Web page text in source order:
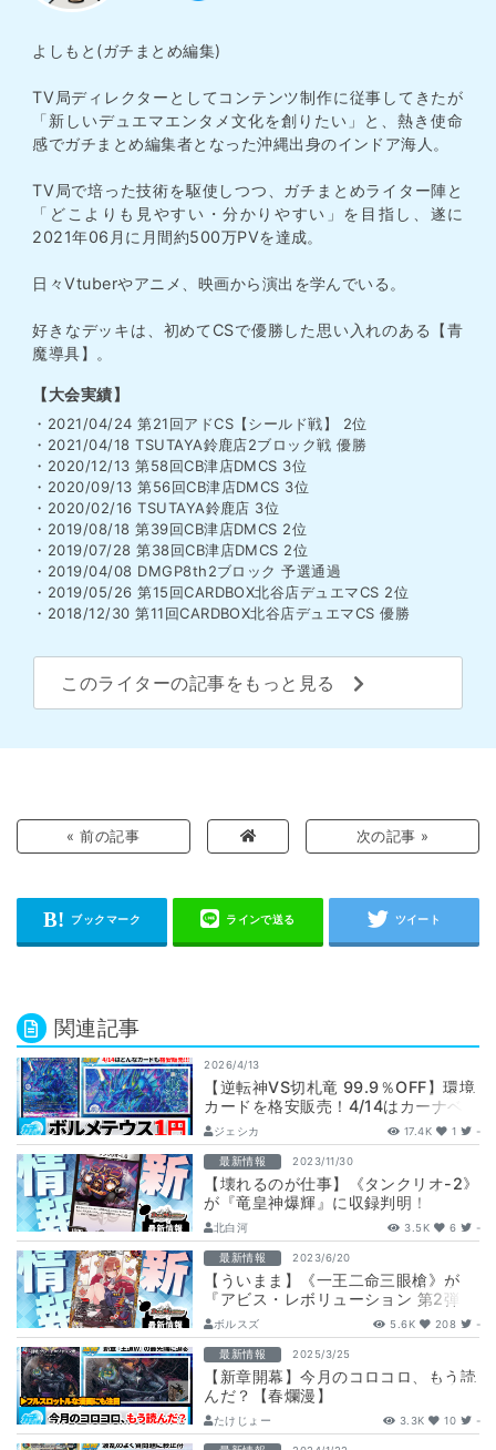
よしもと(ガチまとめ編集)
TV局ディレクターとしてコンテンツ制作に従事してきたが
「新しいデュエマエンタメ文化を創りたい」と、熱き使命
感でガチまとめ編集者となった沖縄出身のインドア海人。
TV局で培った技術を駆使しつつ、ガチまとめライター陣と
「どこよりも見やすい・分かりやすい」を目指し、遂に
2021年06月に月間約500万PVを達成。
日々Vtuberやアニメ、映画から演出を学んでいる。
好きなデッキは、初めてCSで優勝した思い入れのある【青
魔導具】。
【大会実績】
・2021/04/24 第21回アドCS【シールド戦】 2位
・2021/04/18 TSUTAYA鈴鹿店2ブロック戦 優勝
・2020/12/13 第58回CB津店DMCS 3位
・2020/09/13 第56回CB津店DMCS 3位
・2020/02/16 TSUTAYA鈴鹿店 3位
・2019/08/18 第39回CB津店DMCS 2位
・2019/07/28 第38回CB津店DMCS 2位
・2019/04/08 DMGP8th2ブロック 予選通過
・2019/05/26 第15回CARDBOX北谷店デュエマCS 2位
・2018/12/30 第11回CARDBOX北谷店デュエマCS 優勝
このライターの記事をもっと見る
« 前の記事 次の記事 »
関連記事
2026/4/13
【逆転神VS切札竜 99.9％OFF】環境
カードを格安販売！4/14はカーナベ
ルでお買物！【カーナベルの日/ガ…
ジェシカ 17.4K 1 -
最新情報 2023/11/30
【壊れるのが仕事】《タンクリオ-2》
が『竜皇神爆輝』に収録判明！
北白河 3.5K 6 -
最新情報 2023/6/20
【ういまま】《一王二命三眼槍》が
『アビス・レボリューション 第2弾
忍邪乱武』に収録判明！
ボルスズ 5.6K 208 -
最新情報 2025/3/25
【新章開幕】今月のコロコロ、もう読
んだ？【春爛漫】
たけじょー 3.3K 10 -